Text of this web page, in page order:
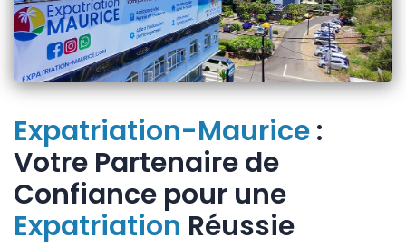
Expatriation-Maurice:
Votre Partenaire de
Confiance pour une
Expatriation Réussie